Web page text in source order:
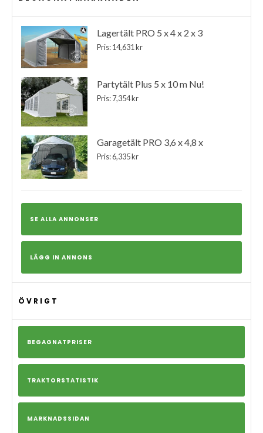
Lagertält PRO 5 x 4 x 2 x 3
Pris: 14,631 kr
Partytält Plus 5 x 10 m Nu!
Pris: 7,354 kr
Garagetält PRO 3,6 x 4,8 x
Pris: 6,335 kr
SE ALLA ANNONSER
LÄGG IN ANNONS
ÖVRIGT
BEGAGNATPRISER
TRAKTORSTATISTIK
MARKNADSSIDAN